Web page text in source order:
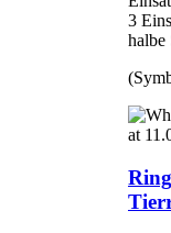
3
halbe